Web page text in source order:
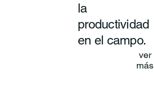
la
productividad
en el campo.
ver
más